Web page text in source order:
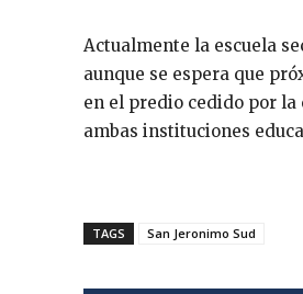
Actualmente la escuela
aunque se espera que
en el predio cedido por la
ambas instituciones
TAGS San Jeronimo Sud